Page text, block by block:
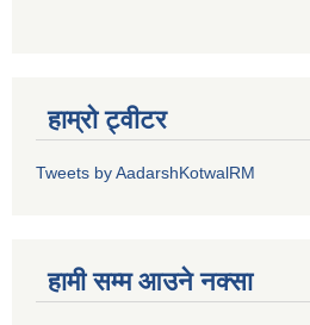
हाम्रो ट्वीटर
Tweets by AadarshKotwalRM
हामी सम्म आउने नक्सा